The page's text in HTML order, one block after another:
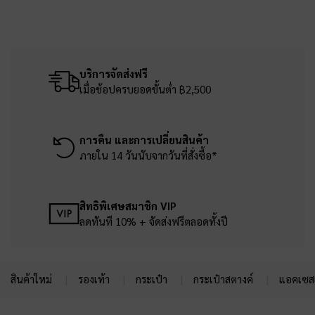
บริการจัดส่งฟรี
เมื่อช้อปครบยอดขั้นต่ำ ฿2,500
การคืน และการเปลี่ยนสินค้า
ภายใน 14 วันนับจากวันที่สั่งซื้อ*
สิทธิพิเศษสมาชิก VIP
ลดทันที 10% + จัดส่งฟรีตลอดทั้งปี
สินค้าใหม่ รองเท้า กระเป๋า กระเป๋าสตางค์ แอคเซ